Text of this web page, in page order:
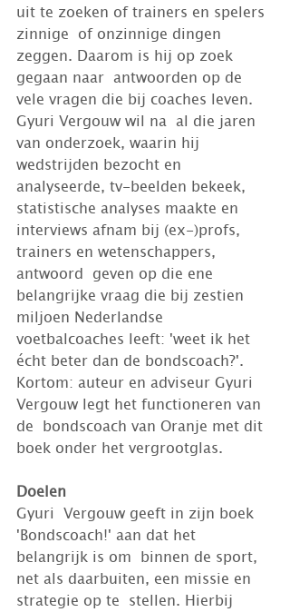
uit te zoeken of trainers en spelers
zinnige  of onzinnige dingen
zeggen. Daarom is hij op zoek
gegaan naar  antwoorden op de
vele vragen die bij coaches leven.
Gyuri Vergouw wil na  al die jaren
van onderzoek, waarin hij
wedstrijden bezocht en
analyseerde, tv-beelden bekeek,
statistische analyses maakte en
interviews afnam bij (ex-)profs,
trainers en wetenschappers,
antwoord  geven op die ene
belangrijke vraag die bij zestien
miljoen Nederlandse
voetbalcoaches leeft: 'weet ik het
écht beter dan de bondscoach?'.
Kortom: auteur en adviseur Gyuri
Vergouw legt het functioneren van
de  bondscoach van Oranje met dit
boek onder het vergrootglas.
Doelen
Gyuri  Vergouw geeft in zijn boek
'Bondscoach!' aan dat het
belangrijk is om  binnen de sport,
net als daarbuiten, een missie en
strategie op te  stellen. Hierbij